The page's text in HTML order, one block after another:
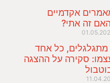
אקדמיים
זה אתי?
כל אחד
סקירה על ההצגה